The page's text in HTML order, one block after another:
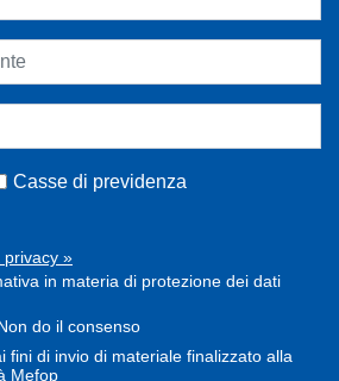
Casse di previdenza
privacy »
in materia di protezione dei dati
do il consenso
fini di invio di materiale finalizzato alla
Mefop